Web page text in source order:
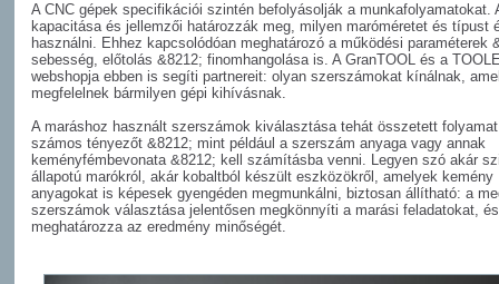
A CNC gépek specifikációi szintén befolyásolják a munkafolyamatokat.
kapacitása és jellemzői határozzák meg, milyen maróméretet és típust
használni. Ehhez kapcsolódóan meghatározó a működési paraméterek
sebesség, előtolás &8212; finomhangolása is. A GranTOOL és a
webshopja ebben is segíti partnereit: olyan szerszámokat kínálnak,
megfelelnek bármilyen gépi kihívásnak.
A maráshoz használt szerszámok kiválasztása tehát összetett
számos tényezőt &8212; mint például a szerszám anyaga vagy annak
keményfémbevonata &8212; kell számításba venni. Legyen szó akár
állapotú marókról, akár kobaltból készült eszközökről, amelyek kemény
anyagokat is képesek gyengéden megmunkálni, biztosan állítható: a
szerszámok választása jelentősen megkönnyíti a marási feladatokat, és
meghatározza az eredmény minőségét.